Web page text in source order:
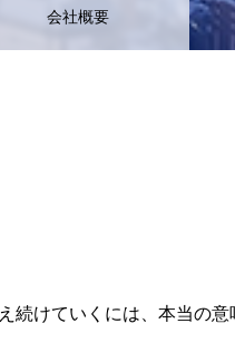
会社概要
続けていくには、本当の意